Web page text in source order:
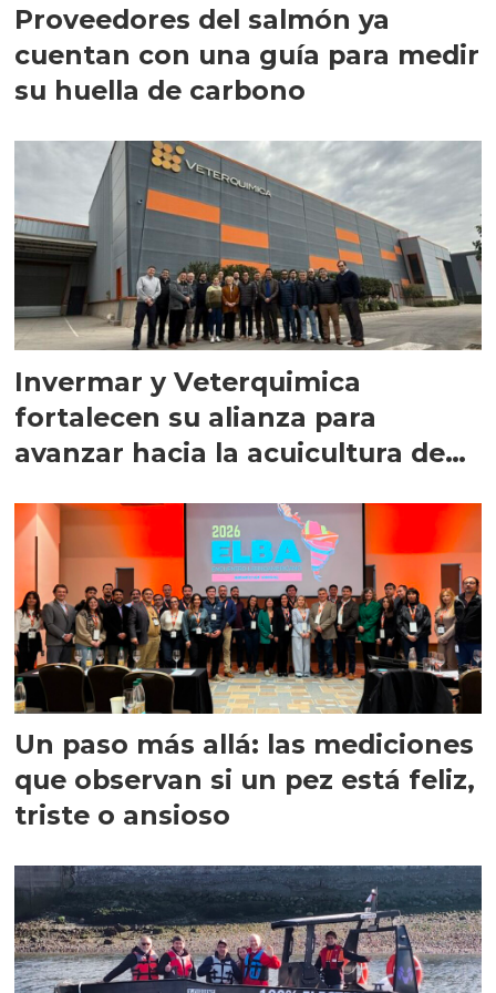
Proveedores del salmón ya
cuentan con una guía para medir
su huella de carbono
Invermar y Veterquimica
fortalecen su alianza para
avanzar hacia la acuicultura de
Un paso más allá: las mediciones
que observan si un pez está feliz,
triste o ansioso